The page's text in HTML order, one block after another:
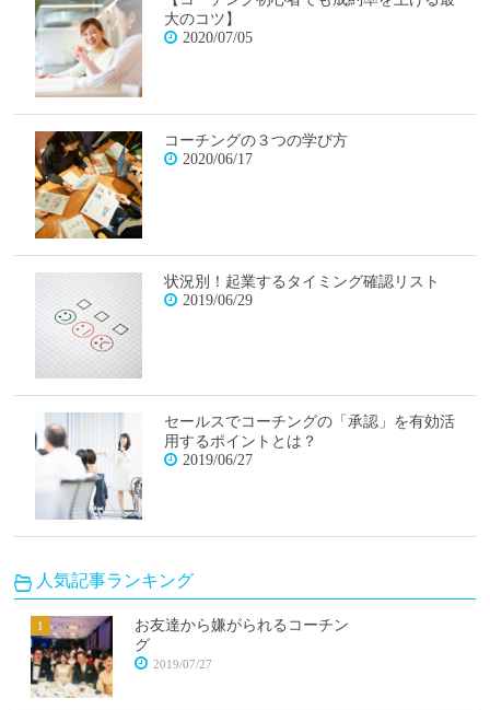
大のコツ】
2020/07/05
コーチングの３つの学び方
2020/06/17
状況別！起業するタイミング確認リスト
2019/06/29
セールスでコーチングの「承認」を有効活
用するポイントとは？
2019/06/27
人気記事ランキング
お友達から嫌がられるコーチン
グ
2019/07/27